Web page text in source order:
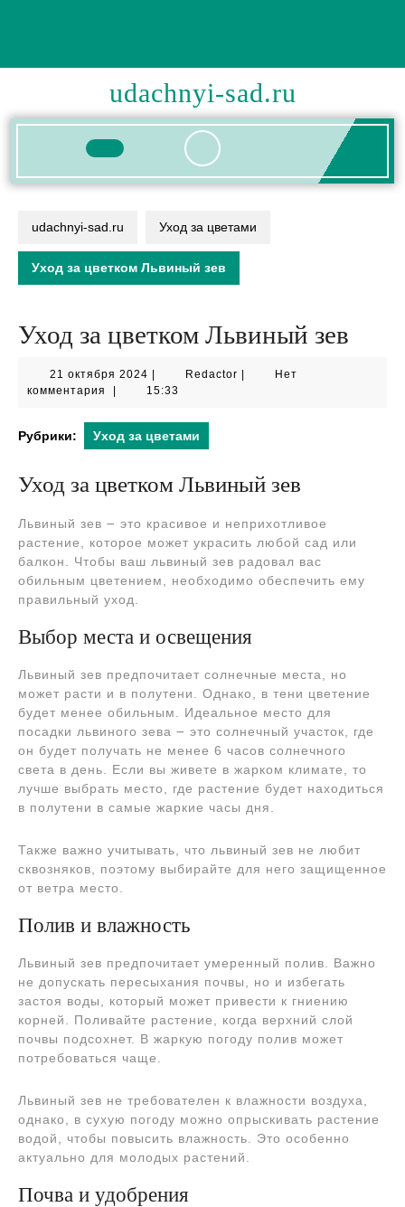
udachnyi-sad.ru
Кнопка
udachnyi-sad.ru Уход за цветами
Уход за цветком Львиный зев
Уход за цветком Львиный зев
21 октября 2024 21
октября
RedactorRedactor
Нет
комментария
15:33
Рубрики: Уход за цветами
Уход за цветком Львиный зев
Львиный зев ౼ это красивое и неприхотливое
растение, которое может украсить любой сад или
балкон. Чтобы ваш львиный зев радовал вас
обильным цветением, необходимо обеспечить ему
правильный уход.
Выбор места и освещения
Львиный зев предпочитает солнечные места, но
может расти и в полутени. Однако, в тени цветение
будет менее обильным. Идеальное место для
посадки львиного зева ౼ это солнечный участок, где
он будет получать не менее 6 часов солнечного
света в день. Если вы живете в жарком климате, то
лучше выбрать место, где растение будет находиться
в полутени в самые жаркие часы дня.
Также важно учитывать, что львиный зев не любит
сквозняков, поэтому выбирайте для него защищенное
от ветра место.
Полив и влажность
Львиный зев предпочитает умеренный полив. Важно
не допускать пересыхания почвы, но и избегать
застоя воды, который может привести к гниению
корней. Поливайте растение, когда верхний слой
почвы подсохнет. В жаркую погоду полив может
потребоваться чаще.
Львиный зев не требователен к влажности воздуха,
однако, в сухую погоду можно опрыскивать растение
водой, чтобы повысить влажность. Это особенно
актуально для молодых растений.
Почва и удобрения